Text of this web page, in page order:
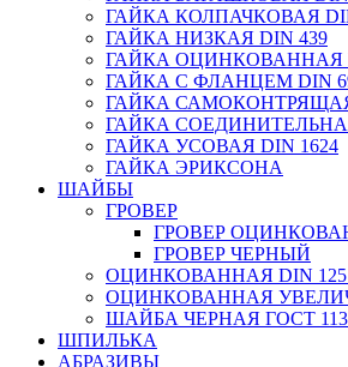
ГАЙКА КОЛПАЧКОВАЯ
ГАЙКА НИЗКАЯ DIN 439
ГАЙКА ОЦИНКОВАННАЯ
ГАЙКА С ФЛАНЦЕМ DIN
ГАЙКА
ГАЙКА
ГАЙКА УСОВАЯ DIN 1624
ГАЙКА ЭРИКСОНА
ШАЙБЫ
ГРОВЕР
ГРОВЕР
ГРОВЕР ЧЕРНЫЙ
ОЦИНКОВАННАЯ DIN 125
ОЦИНКОВАННАЯ
ШАЙБА ЧЕРНАЯ ГОСТ
ШПИЛЬКА
АБРАЗИВЫ